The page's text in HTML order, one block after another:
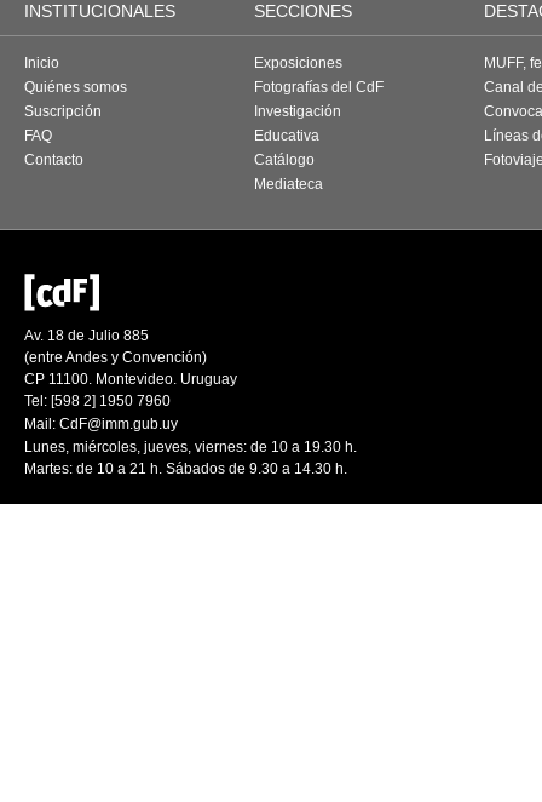
INSTITUCIONALES SECCIONES
Inicio
Quiénes somos
Suscripción
FAQ
Contacto
Exposiciones
Fotografías del CdF
Investigación
Educativa
Catálogo
Mediateca
MUFF,
Canal
Líneas
Av. 18 de Julio 885
(entre Andes y Convención)
CP 11100. Montevideo. Uruguay
Tel: [598 2] 1950 7960
Mail: CdF@imm.gub.uy
Lunes, miércoles, jueves, viernes: de 10 a 19.30 h.
Martes: de 10 a 21 h. Sábados de 9.30 a 14.30 h.